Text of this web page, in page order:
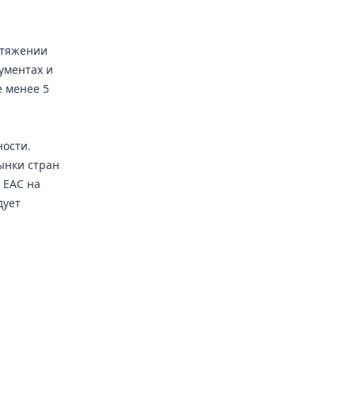
и
менее 5
стран
ЕАС на